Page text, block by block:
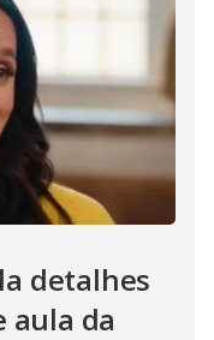
detalhes
aula da